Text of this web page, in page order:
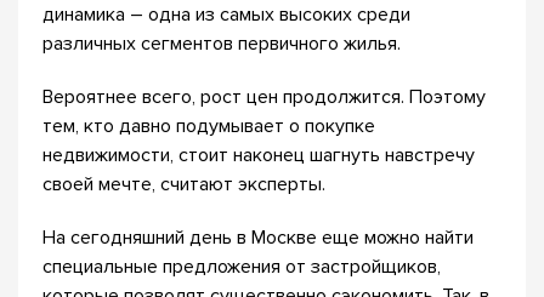
динамика – одна из самых высоких среди
различных сегментов первичного жилья.
Вероятнее всего, рост цен продолжится. Поэтому
тем, кто давно подумывает о покупке
недвижимости, стоит наконец шагнуть навстречу
своей мечте, считают эксперты.
На сегодняшний день в Москве еще можно найти
специальные предложения от застройщиков,